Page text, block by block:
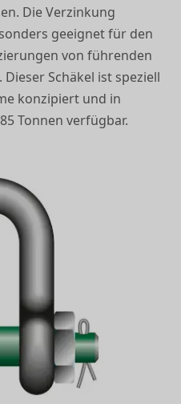
Die Verzinkung
geeignet für den
von führenden
Schäkel ist speziell
konzipiert und in
Tonnen verfügbar.